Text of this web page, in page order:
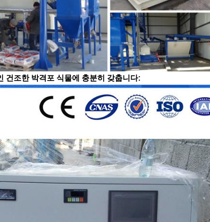
건조한 박격포 식물에 충분히 갖춥니다: